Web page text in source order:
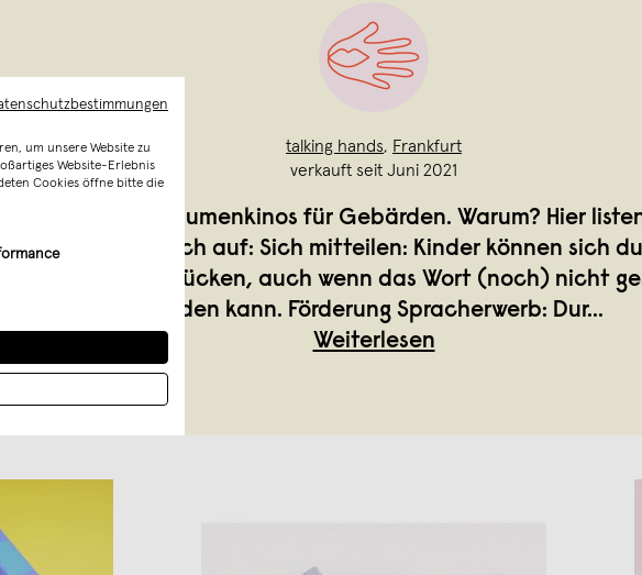
talking hands, Frankfurt
verkauft seit Juni 2021
Wir kreieren Daumenkinos für Gebärden. Warum? Hier
Gründe für euch auf: Sich mitteilen: Kinder können sich
Gebärden ausdrücken, auch wenn das Wort (noch) nicht
werden kann. Förderung Spracherwerb: Dur...
Weiterlesen
um unsere Website zu
Website-Erlebnis
Cookies öffne bitte die